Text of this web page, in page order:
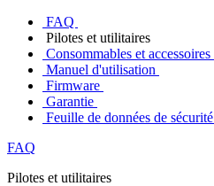
FAQ
Pilotes et utilitaires
Consommables et accessoires
Manuel d'utilisation
Firmware
Garantie
Feuille de données de sécurité
FAQ
Pilotes et utilitaires